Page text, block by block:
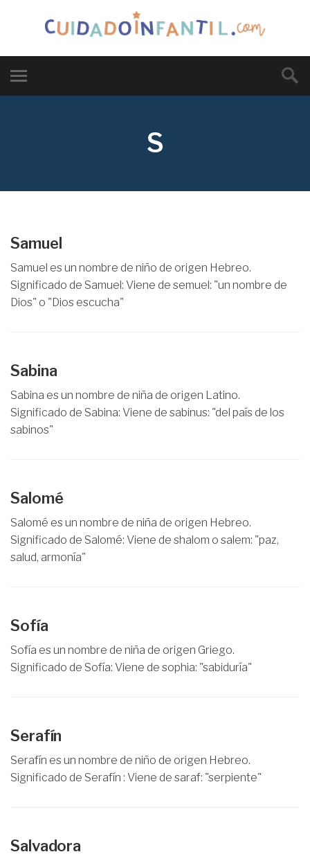
S
Samuel
Samuel es un nombre de niño de origen Hebreo.
Significado de Samuel: Viene de semuel: "un nombre de
Dios" o "Dios escucha"
Sabina
Sabina es un nombre de niña de origen Latino.
Significado de Sabina: Viene de sabinus: "del país de los
sabinos"
Salomé
Salomé es un nombre de niña de origen Hebreo.
Significado de Salomé: Viene de shalom o salem: "paz,
salud, armonía"
Sofía
Sofía es un nombre de niña de origen Griego.
Significado de Sofía: Viene de sophia: "sabiduría"
Serafín
Serafín es un nombre de niño de origen Hebreo.
Significado de Serafín : Viene de saraf: "serpiente"
Salvadora